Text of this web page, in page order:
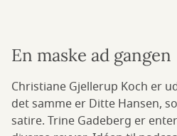
En maske ad gangen
Christiane Gjellerup Koch er
det samme er Ditte Hansen,
satire. Trine Gadeberg er